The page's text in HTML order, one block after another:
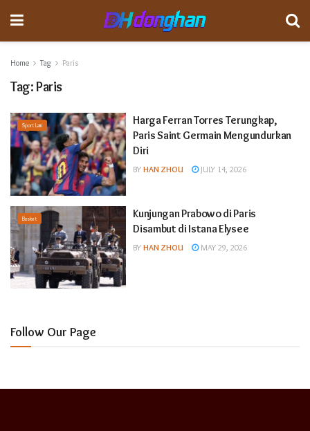
Home Tag Paris
Tag:Paris
Sport Lain
Harga Ferran Torres Terungkap,
Paris Saint Germain Mengundurkan
Diri
BY HAN ZHOU JULY 14, 2026
Basket
Kunjungan Prabowo di Paris
Disambut di Istana Elysee
BY HAN ZHOU MAY 29, 2026
Follow Our Page